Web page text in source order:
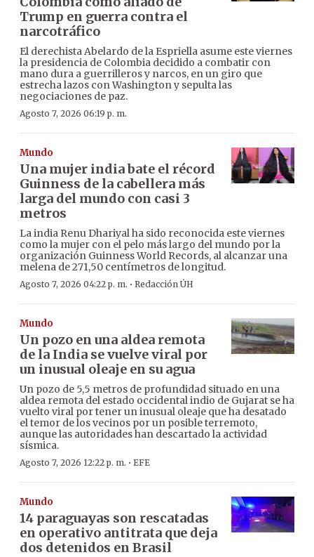
Trump en guerra contra el
narcotráfico
El derechista Abelardo de la Espriella asume este viernes
la presidencia de Colombia decidido a combatir con
mano dura a guerrilleros y narcos, en un giro que
estrecha lazos con Washington y sepulta las
negociaciones de paz.
Agosto 7, 2026 06:19 p. m.
Mundo
Una mujer india bate el récord
Guinness de la cabellera más
larga del mundo con casi 3
metros
La india Renu Dhariyal ha sido reconocida este viernes
como la mujer con el pelo más largo del mundo por la
organización Guinness World Records, al alcanzar una
melena de 271,50 centímetros de longitud.
Agosto 7, 2026 04:22 p. m. · Redacción ÚH
Mundo
Un pozo en una aldea remota
de la India se vuelve viral por
un inusual oleaje en su agua
Un pozo de 5,5 metros de profundidad situado en una
aldea remota del estado occidental indio de Gujarat se ha
vuelto viral por tener un inusual oleaje que ha desatado
el temor de los vecinos por un posible terremoto,
aunque las autoridades han descartado la actividad
sísmica.
Agosto 7, 2026 12:22 p. m. · EFE
Mundo
14 paraguayas son rescatadas
en operativo antitrata que deja
dos detenidos en Brasil